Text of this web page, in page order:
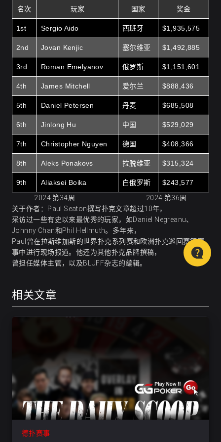
名次 玩家 国家 奖金
1st Sergio Aido 西班牙 $1,935,575
2nd Jovan Kenjic 塞尔维亚 $1,492,885
3rd Roman Emelyanov 俄罗斯 $1,151,601
4th James Mitchell 爱尔兰 $888,436
5th Daniel Petersen 丹麦 $685,508
6th Jinlong Hu 中国 $529,029
7th Christopher Nguyen 德国 $408,366
8th Aleks Ponakovs 拉脱维亚 $315,324
9th Aliaksei Boika 白俄罗斯 $243,577
2024 第34周 2024 第36周
关于作者：Paul Seaton撰写扑克文章超过10年，
采访过一些有史以来最优秀的玩家，如Daniel Negreanu、
Johnny Chan和Phil Hellmuth。多年来，
Paul曾在拉斯维加斯的世界扑克系列赛和欧洲扑克巡回赛等赛
事中进行现场报道。他还为其他扑克品牌撰稿，
曾担任媒体主管，以及BLUFF杂志的编辑。
相关文章
德扑赛事